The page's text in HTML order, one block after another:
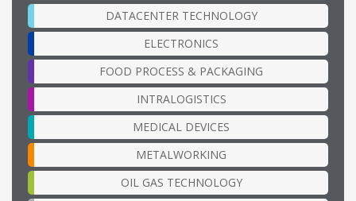
DATACENTER TECHNOLOGY
ELECTRONICS
FOOD PROCESS & PACKAGING
INTRALOGISTICS
MEDICAL DEVICES
METALWORKING
OIL GAS TECHNOLOGY